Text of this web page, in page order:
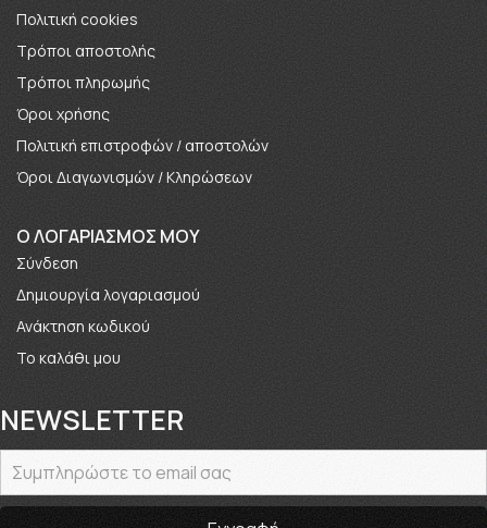
Πολιτική cookies
Τρόποι αποστολής
Τρόποι πληρωμής
Όροι χρήσης
Πολιτική επιστροφών / αποστολών
Όροι Διαγωνισμών / Κληρώσεων
O ΛΟΓΑΡΙΑΣΜΟΣ ΜΟΥ
Σύνδεση
Δημιουργία λογαριασμού
Ανάκτηση κωδικού
Το καλάθι μου
NEWSLETTER